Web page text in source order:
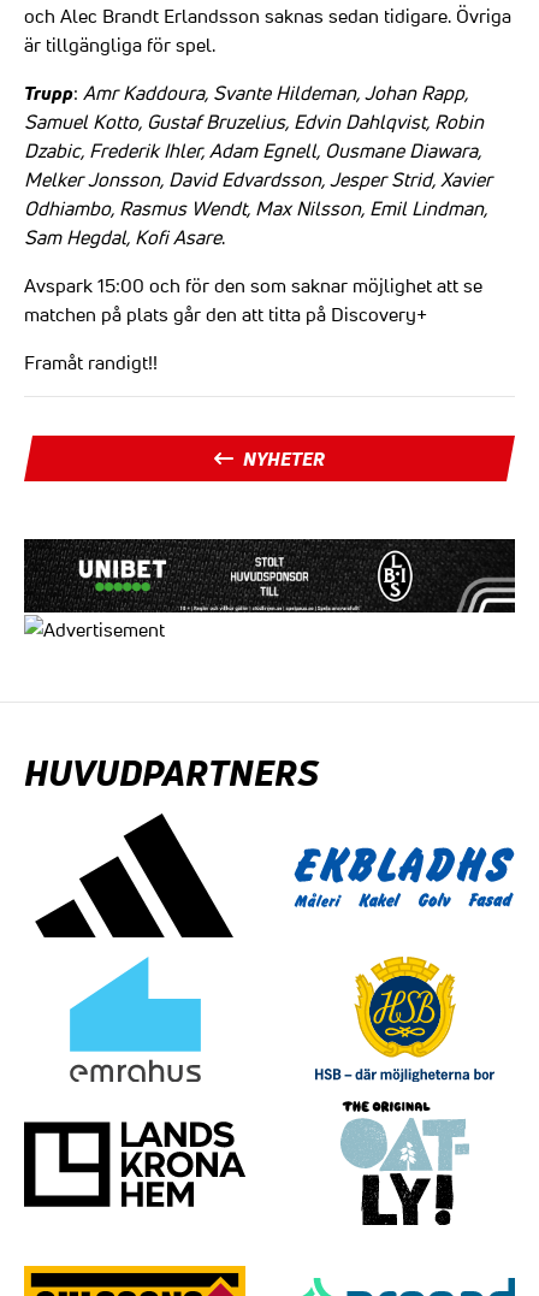
och Alec Brandt Erlandsson saknas sedan tidigare. Övriga
är tillgängliga för spel.
Trupp: Amr Kaddoura, Svante Hildeman, Johan Rapp,
Samuel Kotto, Gustaf Bruzelius, Edvin Dahlqvist, Robin
Dzabic, Frederik Ihler, Adam Egnell, Ousmane Diawara,
Melker Jonsson, David Edvardsson, Jesper Strid, Xavier
Odhiambo, Rasmus Wendt, Max Nilsson, Emil Lindman,
Sam Hegdal, Kofi Asare.
Avspark 15:00 och för den som saknar möjlighet att se
matchen på plats går den att titta på Discovery+
Framåt randigt!!
NYHETER
HUVUDPARTNERS